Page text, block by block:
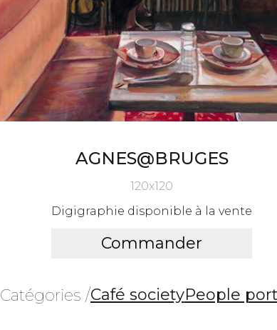
AGNES@BRUGES
120x120
Digigraphie disponible à la vente
Commander
Catégories /Café societyPeople